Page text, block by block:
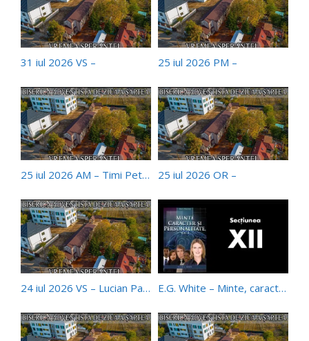
31 iul 2026 VS – 25 iul 2026 PM –
25 iul 2026 AM – Timi Petreaca 25 iul 2026 OR –
24 iul 2026 VS – Lucian Pauna E.G. White – Minte, caracter, personalitate – 12/17